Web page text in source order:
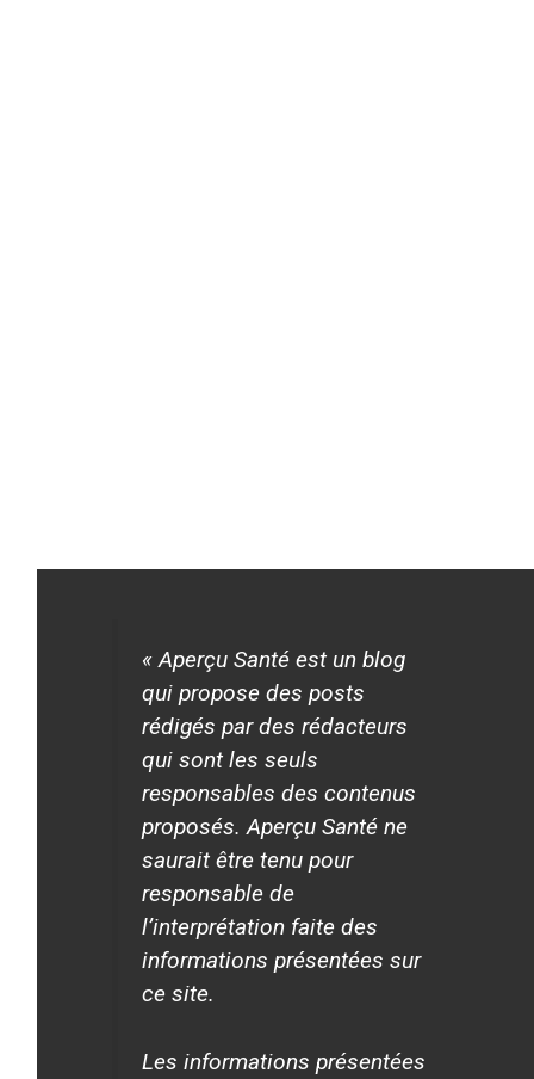
« Aperçu Santé est un blog
qui propose des posts
rédigés par des rédacteurs
qui sont les seuls
responsables des contenus
proposés. Aperçu Santé ne
saurait être tenu pour
responsable de
l’interprétation faite des
informations présentées sur
ce site.
Les informations présentées